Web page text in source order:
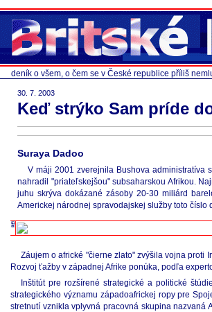
deník o všem, o čem se v České republice příliš
30. 7. 2003
Keď strýko Sam príde
Suraya Dadoo
V máji 2001 zverejnila Bushova administratíva
nahradil "priateľskejšou" subsaharskou Afrikou.
juhu skrýva dokázané zásoby 20-30 miliárd
Americkej národnej spravodajskej služby toto číslo
Záujem o africké "čierne zlato" zvýšila vojna proti
Rozvoj ťažby v západnej Afrike ponúka, podľa
Inštitút pre rozšírené strategické a politické
strategického významu západoafrickej ropy pre
stretnutí vznikla vplyvná pracovná skupina nazvaná